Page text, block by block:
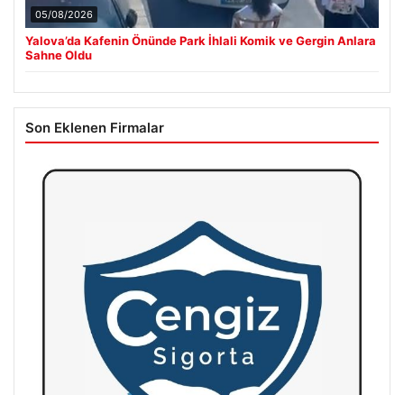
05/08/2026
Yalova’da Kafenin Önünde Park İhlali Komik ve Gergin Anlara
Sahne Oldu
Son Eklenen Firmalar